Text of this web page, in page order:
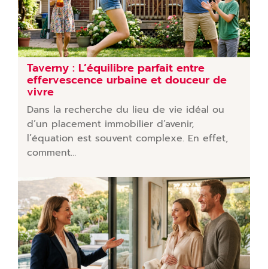
Taverny : L’équilibre parfait entre
effervescence urbaine et douceur de
vivre
Dans la recherche du lieu de vie idéal ou
d’un placement immobilier d’avenir,
l’équation est souvent complexe. En effet,
comment…